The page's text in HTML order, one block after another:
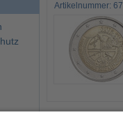
Artikelnummer: 67